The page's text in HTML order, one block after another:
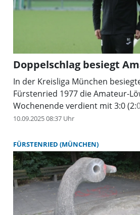
Doppelschlag besiegt
In der Kreisliga München
Fürstenried 1977 die Amateur-
Wochenende verdient mit 3:0
10.09.2025 08:37 Uhr
FÜRSTENRIED (MÜNCHEN)